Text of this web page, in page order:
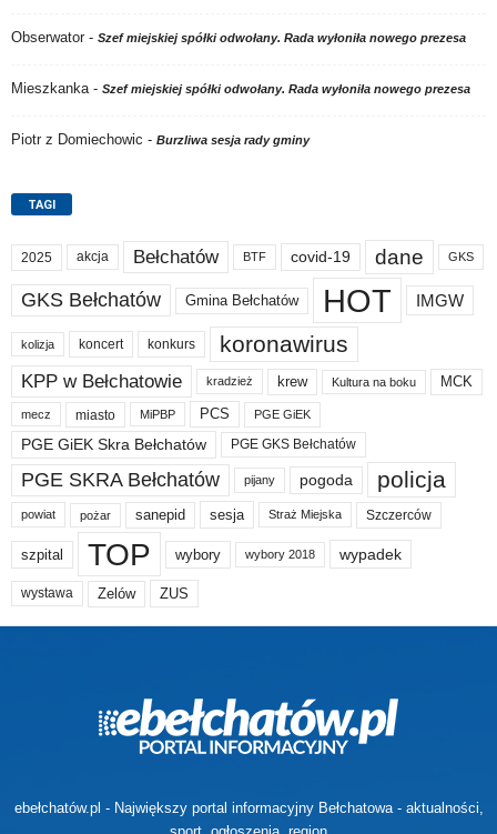
Obserwator - Szef miejskiej spółki odwołany. Rada wyłoniła nowego prezesa
Mieszkanka- Szef miejskiej spółki odwołany. Rada wyłoniła nowego prezesa
Piotr z Domiechowic - Burzliwa sesja rady gminy
TAGI
2025 akcja Bełchatów BTF covid-19 dane GKS
GKS Bełchatów Gmina Bełchatów HOT IMGW
kolizja koncert konkurs koronawirus
KPP w Bełchatowie kradzież krew Kultura na boku MCK
mecz miasto MiPBP PCS PGE GiEK
PGE GiEK Skra Bełchatów PGE GKS Bełchatów
PGE SKRA Bełchatów pijany pogoda policja
powiat pożar sanepid sesja Straż Miejska Szczerców
szpital TOP wybory wybory 2018 wypadek
wystawa Zelów ZUS
ebełchatów.pl - Największy portal informacyjny Bełchatowa - aktualności,